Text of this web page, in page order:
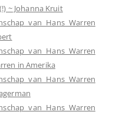
~ Johanna Kruit
van Hans Warren
van Hans Warren
in Amerika
van Hans Warren
van Hans Warren